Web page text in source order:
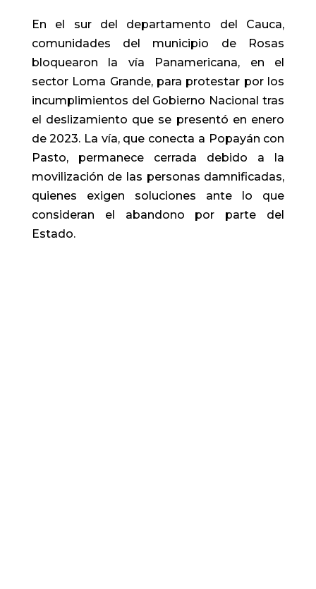
En el sur del departamento del Cauca,
comunidades del municipio de Rosas
bloquearon la vía Panamericana, en el
sector Loma Grande, para protestar por los
incumplimientos del Gobierno Nacional tras
el deslizamiento que se presentó en enero
de 2023. La vía, que conecta a Popayán con
Pasto, permanece cerrada debido a la
movilización de las personas damnificadas,
quienes exigen soluciones ante lo que
consideran el abandono por parte del
Estado.